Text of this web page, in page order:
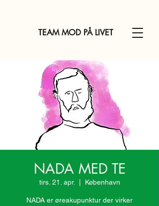
TEAM MOD PÅ LIVET
NADA MED TE
tirs. 21. apr. København
NADA er øreakupunktur der virker